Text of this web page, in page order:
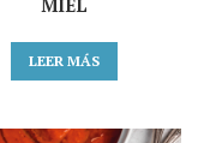
LEER MÁS